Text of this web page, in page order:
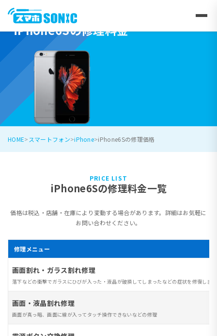
iPhone6Sの修理料金
HOME スマートフォン iPhone iPhone6Sの修理価格
PRICE LIST
iPhone6Sの修理料金一覧
価格は税込・店舗・在庫により変動する場合があります。詳細はお気軽に
お問い合わせください。
修理メニュー
画面割れ・ガラス割れ修理
落下などの衝撃でガラスにひびが入った・液晶が破損してしまったなどの症状を修復しま
画面・液晶割れ修理
画面が真っ暗、画面に線が入ってタッチ操作できないなどの修理